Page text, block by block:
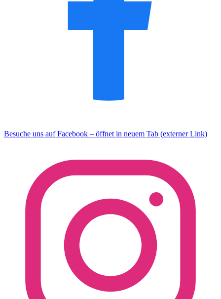
Besuche uns auf Facebook – öffnet in neuem Tab (externer Link)